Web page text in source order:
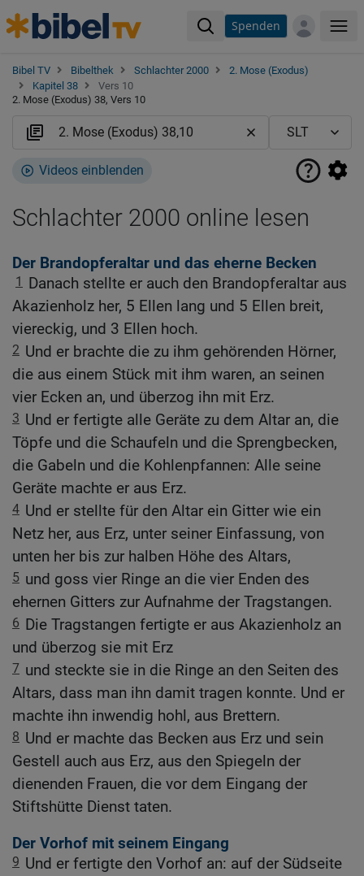
Spenden
Bibel TV Bibelthek Schlachter 2000
2. Mose (Exodus)
Kapitel 38
Vers 10
2. Mose (Exodus) 38, Vers 10
Videos einblenden
Schlachter 2000 online lesen
Der Brandopferaltar und das eherne Becken
1
Danach stellte er auch den Brandopferaltar aus
Akazienholz her, 5 Ellen lang und 5 Ellen breit,
viereckig, und 3 Ellen hoch.
2 Und er brachte die zu ihm gehörenden Hörner,
die aus einem Stück mit ihm waren, an seinen
vier Ecken an, und überzog ihn mit Erz.
3 Und er fertigte alle Geräte zu dem Altar an, die
Töpfe und die Schaufeln und die Sprengbecken,
die Gabeln und die Kohlenpfannen: Alle seine
Geräte machte er aus Erz.
4 Und er stellte für den Altar ein Gitter wie ein
Netz her, aus Erz, unter seiner Einfassung, von
unten her bis zur halben Höhe des Altars,
5 und goss vier Ringe an die vier Enden des
ehernen Gitters zur Aufnahme der Tragstangen.
6 Die Tragstangen fertigte er aus Akazienholz an
und überzog sie mit Erz
7 und steckte sie in die Ringe an den Seiten des
Altars, dass man ihn damit tragen konnte. Und er
machte ihn inwendig hohl, aus Brettern.
8 Und er machte das Becken aus Erz und sein
Gestell auch aus Erz, aus den Spiegeln der
dienenden Frauen, die vor dem Eingang der
Stiftshütte Dienst taten.
Der Vorhof mit seinem Eingang
9 Und er fertigte den Vorhof an: auf der Südseite